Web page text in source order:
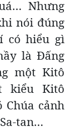
Nhưng
nói đúng
có hiểu gì
là Đấng
một Kitô
kiểu Kitô
cảnh
tan…